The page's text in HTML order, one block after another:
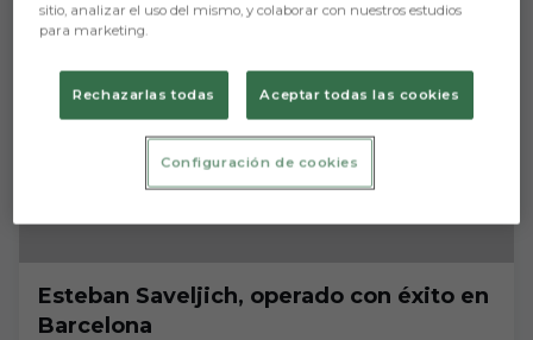
Esteban Saveljich, operado con éxito en
Barcelona
sitio, analizar el uso del mismo, y colaborar con nuestros estudios
para marketing.
Rechazarlas todas Aceptar todas las cookies
Configuración de cookies